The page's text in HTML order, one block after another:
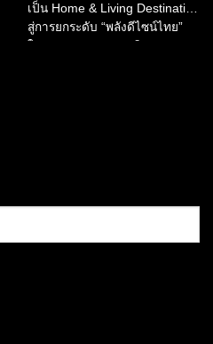
เป็น Home & Living Destination
สู่การยกระดับ “พลังดีไซน์ไทย”